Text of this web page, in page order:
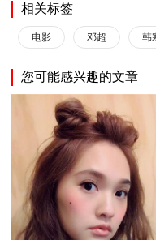
相关标签
电影 邓超 韩
您可能感兴趣的文章